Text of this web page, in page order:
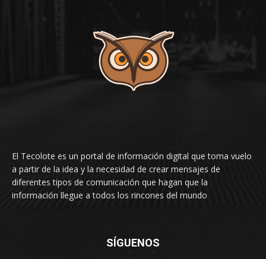
El Tecolote es un portal de información digital que toma vuelo
a partir de la idea y la necesidad de crear mensajes de
diferentes tipos de comunicación que hagan que la
información llegue a todos los rincones del mundo
SÍGUENOS